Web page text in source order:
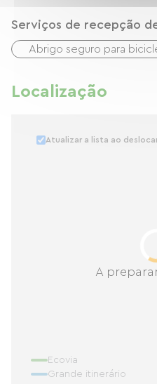
Serviços de recepção
Abrigo seguro para
Localização
A
Atualizar a lista ao
Ecovia
Grande itinerário